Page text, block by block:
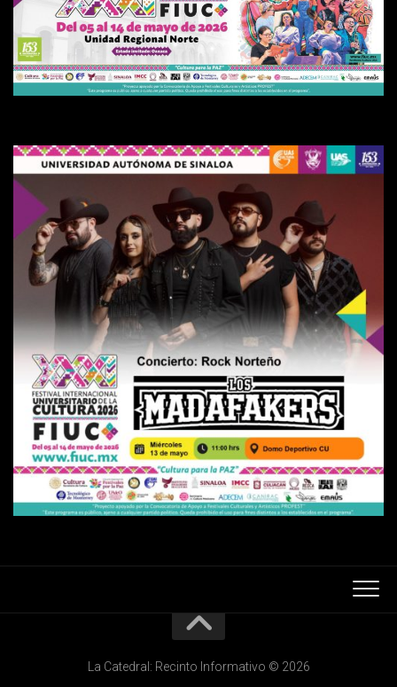
La Catedral: Recinto Informativo © 2026